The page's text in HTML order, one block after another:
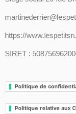
https://
SIRET :
Politique de
Politique relative aux